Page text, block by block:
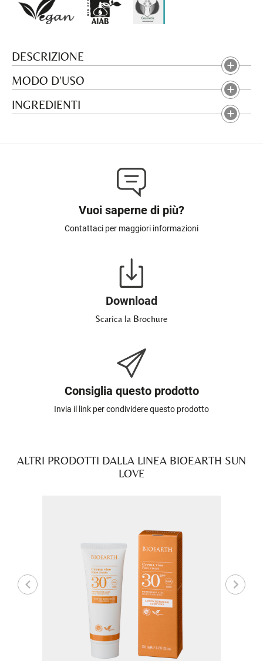
DESCRIZIONE
MODO D'USO
INGREDIENTI
Vuoi saperne di più?
Contattaci per maggiori informazioni
Download
Scarica la Brochure
Consiglia questo prodotto
Invia il link per condividere questo prodotto
ALTRI PRODOTTI DALLA LINEA BIOEARTH SUN
LOVE